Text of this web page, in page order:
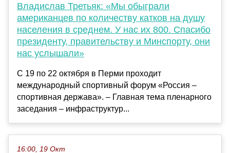
Владислав Третьяк: «Мы обыграли
американцев по количеству катков на душу
населения в среднем. У нас их 800. Спасибо
президенту, правительству и Минспорту, они
нас услышали»
С 19 по 22 октября в Перми проходит
международный спортивный форум «Россия –
спортивная держава». – Главная тема пленарного
заседания – инфраструктур...
16:00, 19 Окт